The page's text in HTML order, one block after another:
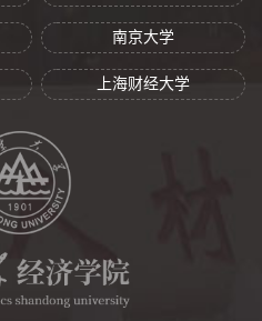
南京大学
上海财经大学